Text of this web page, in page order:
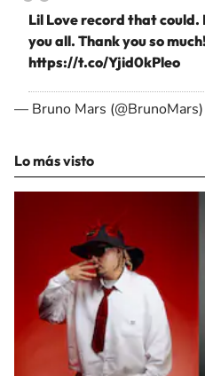
Lil Love record that could.
you all. Thank you so
https://t.co/Yjid0kPleo
— Bruno Mars
Lo más visto